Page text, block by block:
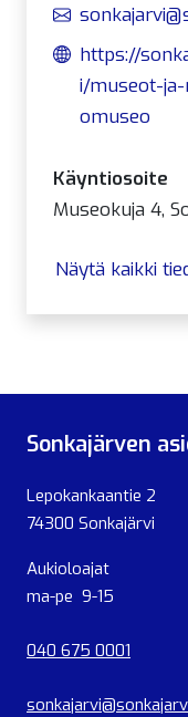
https://
i/museot-
omuseo
Käyntiosoite
Museokuja 4,
Näytä kaikki
Sonkajärven
Lepokankaantie 2
74300 Sonkajärvi
Aukioloajat
ma-pe 9-15
040 675 0001